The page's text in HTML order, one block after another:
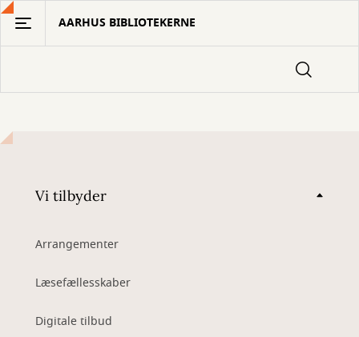
Gå
hovedindhold
AARHUS BIBLIOTEKERNE
Vi tilbyder
Arrangementer
Læsefællesskaber
Digitale tilbud